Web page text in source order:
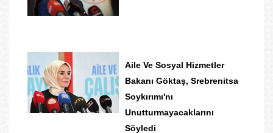
Aile Ve Sosyal Hizmetler
Bakanı Göktaş, Srebrenitsa
Soykırımı'nı
Unutturmayacaklarını
Söyledi